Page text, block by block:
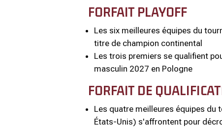
FORFAIT PLAYOFF
Les six meilleures équipes du
titre de champion continental
Les trois premiers se qualifient
masculin 2027 en Pologne
FORFAIT DE
Les quatre meilleures équipes du
États-Unis) s'affrontent pour